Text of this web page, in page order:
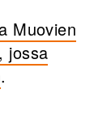
Muovien
jossa
.